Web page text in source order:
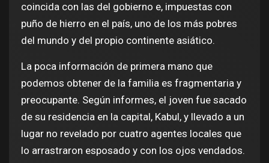
coincida con las del gobierno e, impuestas con
puño de hierro en el país, uno de los más pobres
del mundo y del propio continente asiático.
La poca información de primera mano que
podemos obtener de la familia es fragmentaria y
preocupante. Según informes, el joven fue sacado
de su residencia en la capital, Kabul, y llevado a un
lugar no revelado por cuatro agentes locales que
lo arrastraron esposado y con los ojos vendados.